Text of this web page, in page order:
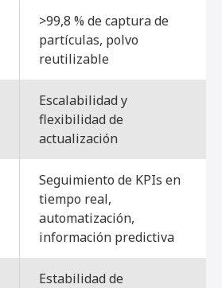
>99,8 % de captura de
partículas, polvo
reutilizable
Escalabilidad y
flexibilidad de
actualización
Seguimiento de KPIs en
tiempo real,
automatización,
información predictiva
Estabilidad de